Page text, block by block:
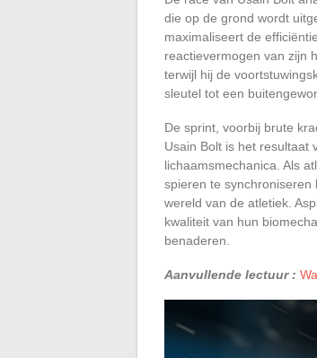
die op de grond wordt
maximaliseert de
reactievermogen van zijn
terwijl hij de
sleutel tot een
De sprint, voorbij brute
Usain Bolt is het resultaat
lichaamsmechanica. Als
spieren te synchroniseren
wereld van de atletiek.
kwaliteit van hun
benaderen.
Aanvullende lectuur :